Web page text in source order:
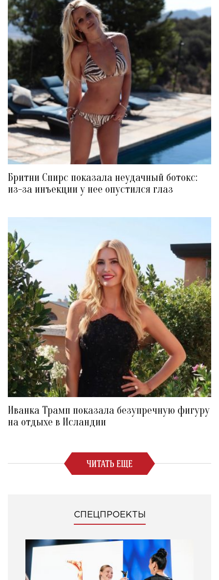
Бритни Спирс показала неудачный ботокс:
из-за инъекции у нее опустился глаз
Иванка Трамп показала безупречную фигуру
на отдыхе в Исландии
ЧИТАТЬ ЕЩЕ
СПЕЦПРОЕКТЫ